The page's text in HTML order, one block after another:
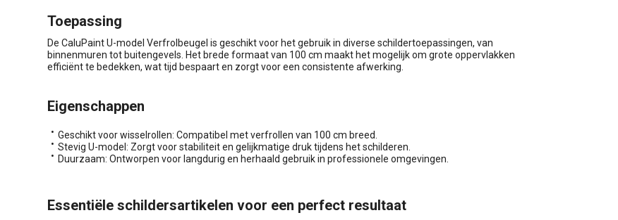
Toepassing
De CaluPaint U-model Verfrolbeugel is geschikt voor het gebruik in diverse schildertoepassingen, van
binnenmuren tot buitengevels. Het brede formaat van 100 cm maakt het mogelijk om grote oppervlakken
efficiënt te bedekken, wat tijd bespaart en zorgt voor een consistente afwerking.
Eigenschappen
Geschikt voor wisselrollen: Compatibel met verfrollen van 100 cm breed.
Stevig U-model: Zorgt voor stabiliteit en gelijkmatige druk tijdens het schilderen.
Duurzaam: Ontworpen voor langdurig en herhaald gebruik in professionele omgevingen.
Essentiële schildersartikelen voor een perfect resultaat